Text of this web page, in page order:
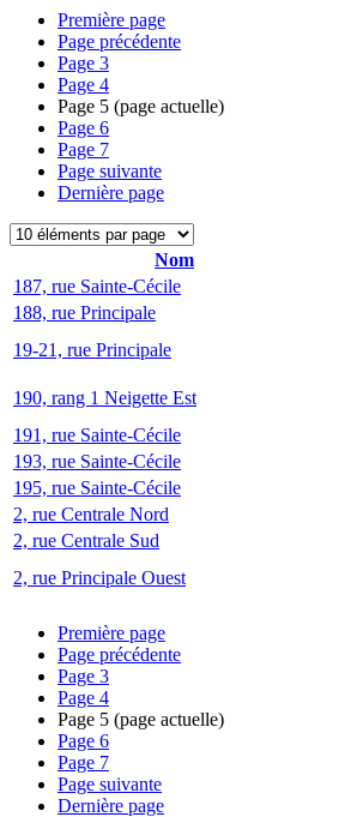
Première page
Page précédente
Page 3
Page 4
Page 5 (page actuelle)
Page 6
Page 7
Page suivante
Dernière page
Nom
187, rue Sainte-Cécile
188, rue Principale
19-21, rue Principale
190, rang 1 Neigette Est
191, rue Sainte-Cécile
193, rue Sainte-Cécile
195, rue Sainte-Cécile
2, rue Centrale Nord
2, rue Centrale Sud
2, rue Principale Ouest
Première page
Page précédente
Page 3
Page 4
Page 5 (page actuelle)
Page 6
Page 7
Page suivante
Dernière page